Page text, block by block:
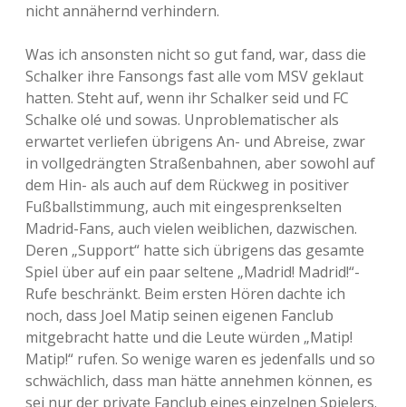
nicht annähernd verhindern.
Was ich ansonsten nicht so gut fand, war, dass die
Schalker ihre Fansongs fast alle vom MSV geklaut
hatten. Steht auf, wenn ihr Schalker seid und FC
Schalke olé und sowas. Unproblematischer als
erwartet verliefen übrigens An- und Abreise, zwar
in vollgedrängten Straßenbahnen, aber sowohl auf
dem Hin- als auch auf dem Rückweg in positiver
Fußballstimmung, auch mit eingesprenkselten
Madrid-Fans, auch vielen weiblichen, dazwischen.
Deren „Support“ hatte sich übrigens das gesamte
Spiel über auf ein paar seltene „Madrid! Madrid!“-
Rufe beschränkt. Beim ersten Hören dachte ich
noch, dass Joel Matip seinen eigenen Fanclub
mitgebracht hatte und die Leute würden „Matip!
Matip!“ rufen. So wenige waren es jedenfalls und so
schwächlich, dass man hätte annehmen können, es
sei nur der private Fanclub eines einzelnen Spielers.